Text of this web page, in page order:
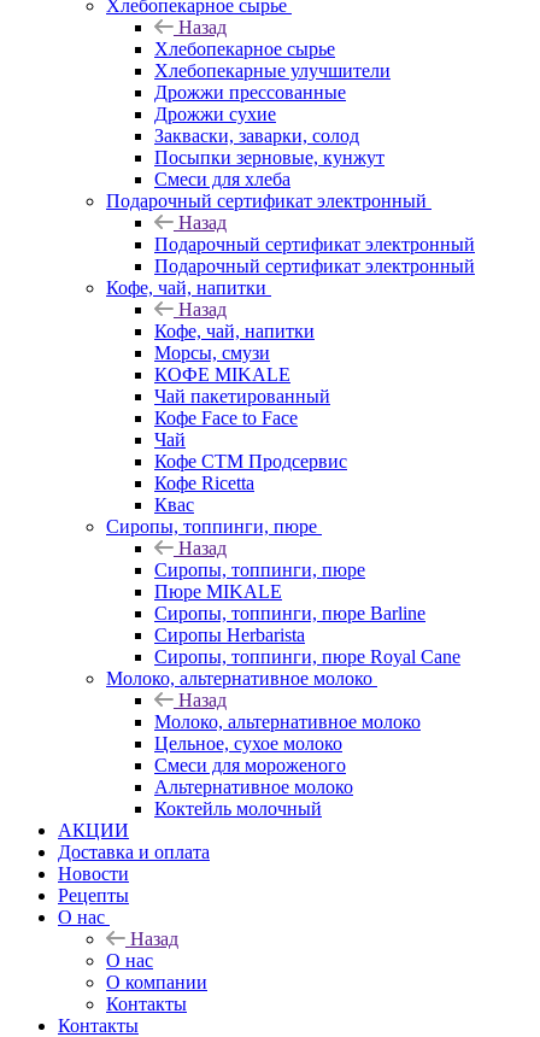
Хлебопекарное сырье
Назад
Хлебопекарное сырье
Хлебопекарные улучшители
Дрожжи прессованные
Дрожжи сухие
Закваски, заварки, солод
Посыпки зерновые, кунжут
Смеси для хлеба
Подарочный сертификат электронный
Назад
Подарочный сертификат электронный
Подарочный сертификат электронный
Кофе, чай, напитки
Назад
Кофе, чай, напитки
Морсы, смузи
КОФЕ MIKALE
Чай пакетированный
Кофе Face to Face
Чай
Кофе СТМ Продсервис
Кофе Ricetta
Квас
Сиропы, топпинги, пюре
Назад
Сиропы, топпинги, пюре
Пюре MIKALE
Сиропы, топпинги, пюре Barline
Сиропы Herbarista
Сиропы, топпинги, пюре Royal Cane
Молоко, альтернативное молоко
Назад
Молоко, альтернативное молоко
Цельное, сухое молоко
Смеси для мороженого
Альтернативное молоко
Коктейль молочный
АКЦИИ
Доставка и оплата
Новости
Рецепты
О нас
Назад
О нас
О компании
Контакты
Контакты